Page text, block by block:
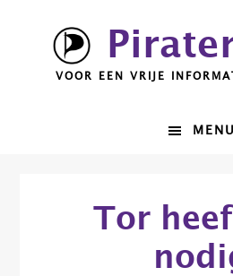
hoofdnavigatieVOOR EEN VRIJE
MENU
Tor